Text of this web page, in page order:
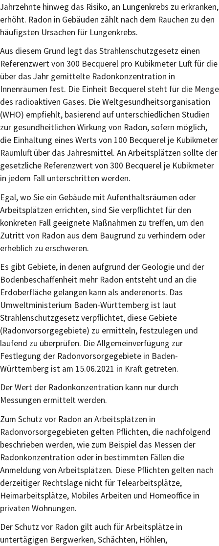
Jahrzehnte hinweg das Risiko, an Lungenkrebs zu erkranken,
erhöht. Radon in Gebäuden zählt nach dem Rauchen zu den
häufigsten Ursachen für Lungenkrebs.
Aus diesem Grund legt das Strahlenschutzgesetz einen
Referenzwert von 300 Becquerel pro Kubikmeter Luft für die
über das Jahr gemittelte Radonkonzentration in
Innenräumen fest. Die Einheit Becquerel steht für die Menge
des radioaktiven Gases. Die Weltgesundheitsorganisation
(WHO) empfiehlt, basierend auf unterschiedlichen Studien
zur gesundheitlichen Wirkung von Radon, sofern möglich,
die Einhaltung eines Werts von 100 Becquerel je Kubikmeter
Raumluft über das Jahresmittel. An Arbeitsplätzen sollte der
gesetzliche Referenzwert von 300 Becquerel je Kubikmeter
in jedem Fall unterschritten werden.
Egal, wo Sie ein Gebäude mit Aufenthaltsräumen oder
Arbeitsplätzen errichten, sind Sie verpflichtet für den
konkreten Fall geeignete Maßnahmen zu treffen, um den
Zutritt von Radon aus dem Baugrund zu verhindern oder
erheblich zu erschweren.
Es gibt Gebiete, in denen aufgrund der Geologie und der
Bodenbeschaffenheit mehr Radon entsteht und an die
Erdoberfläche gelangen kann als anderenorts. Das
Umweltministerium Baden-Württemberg ist laut
Strahlenschutzgesetz verpflichtet, diese Gebiete
(Radonvorsorgegebiete) zu ermitteln, festzulegen und
laufend zu überprüfen. Die Allgemeinverfügung zur
Festlegung der Radonvorsorgegebiete in Baden-
Württemberg ist am 15.06.2021 in Kraft getreten.
Der Wert der Radonkonzentration kann nur durch
Messungen ermittelt werden.
Zum Schutz vor Radon an Arbeitsplätzen in
Radonvorsorgegebieten gelten Pflichten, die nachfolgend
beschrieben werden, wie zum Beispiel das Messen der
Radonkonzentration oder in bestimmten Fällen die
Anmeldung von Arbeitsplätzen. Diese Pflichten gelten nach
derzeitiger Rechtslage nicht für Telearbeitsplätze,
Heimarbeitsplätze, Mobiles Arbeiten und Homeoffice in
privaten Wohnungen.
Der Schutz vor Radon gilt auch für Arbeitsplätze in
untertägigen Bergwerken, Schächten, Höhlen,